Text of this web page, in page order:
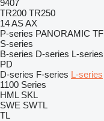
9407
TR200 TR250
14ASAX
P-series PANORAMIC TF
S-series
B-series D-series L-series
PD
D-series F-series L-series
1100 Series
HML SKL
SWE SWTL
TL